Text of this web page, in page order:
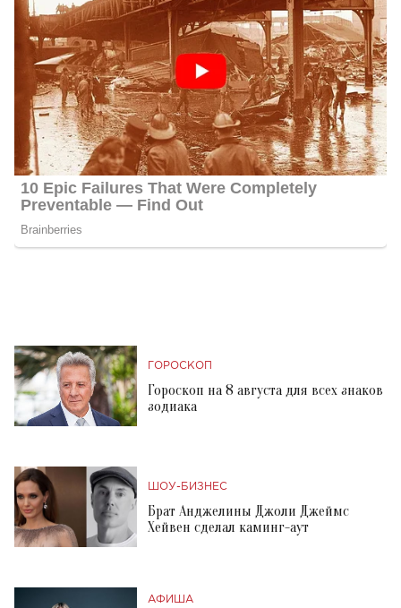
ГОРОСКОП
Гороскоп на 8 августа для всех знаков
зодиака
ШОУ-БИЗНЕС
Брат Анджелины Джоли Джеймс
Хейвен сделал каминг-аут
АФИША